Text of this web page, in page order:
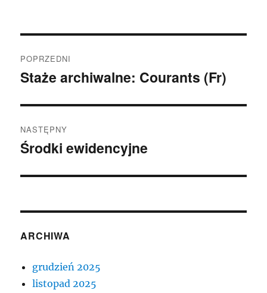
wpisu
POPRZEDNI
Poprzedni
Staże archiwalne: Courants (Fr)
NASTĘPNY
Następny
Środki ewidencyjne
ARCHIWA
grudzień 2025
listopad 2025